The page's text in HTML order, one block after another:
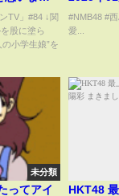
“愛人の
悪の性
TV」#84 ↓関
股に塗ら
小学生娘”を
典愛
#NMB48 #
愛...
未分類
ってアイ
HKT48